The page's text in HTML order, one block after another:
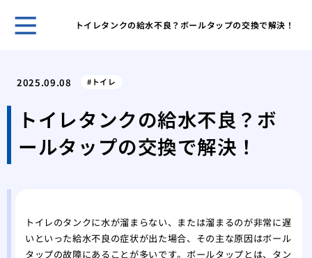
トイレタンクの給水不良？ボールタップの交換で解決！
マ
な
ト
2025.09.08 トイレ
トイレタンクの給水不良？ボ
ールタップの交換で解決！
トイレのタンクに水が溜まらない、または溜まるのが非常に遅
いといった給水不良の症状が出た場合、その主な原因はボール
タップの故障にあることが多いです。ボールタップとは、タン